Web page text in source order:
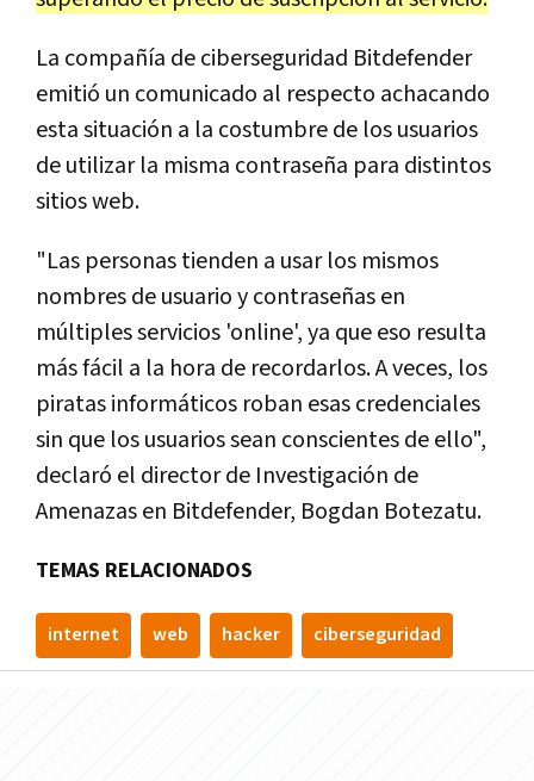
La compañía de ciberseguridad Bitdefender
emitió un comunicado al respecto achacando
esta situación a la costumbre de los usuarios
de utilizar la misma contraseña para distintos
sitios web.
"Las personas tienden a usar los mismos
nombres de usuario y contraseñas en
múltiples servicios 'online', ya que eso resulta
más fácil a la hora de recordarlos. A veces, los
piratas informáticos roban esas credenciales
sin que los usuarios sean conscientes de ello",
declaró el director de Investigación de
Amenazas en Bitdefender, Bogdan Botezatu.
TEMAS RELACIONADOS
internet web hacker ciberseguridad